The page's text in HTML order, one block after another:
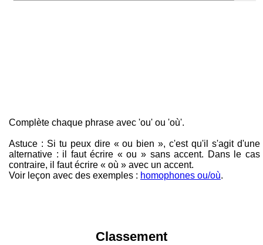
Complète chaque phrase avec 'ou' ou 'où'.
Astuce : Si tu peux dire « ou bien », c'est qu'il s'agit d'une
alternative : il faut écrire « ou » sans accent. Dans le cas
contraire, il faut écrire « où » avec un accent.
Voir leçon avec des exemples : homophones ou/où.
Classement